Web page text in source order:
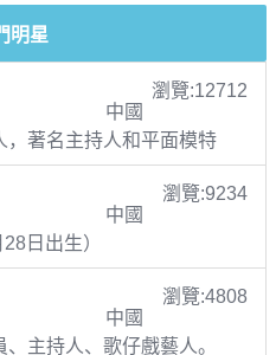
明星
瀏覽:12712
中國
，著名主持人和平面模特
瀏覽:9234
中國
日出生）
瀏覽:4808
中國
主持人、歌仔戲藝人。